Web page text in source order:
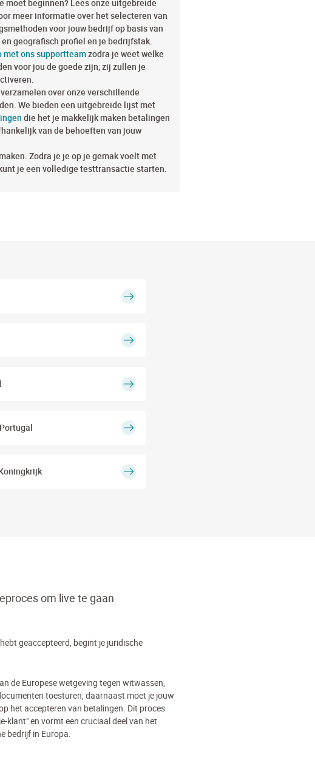
moet beginnen? Lees onze uitgebreide
meer informatie over het selecteren van
voor jouw bedrijf op basis van
geografisch profiel en je bedrijfstak.
met ons supportteamzodra je weet welke
voor jou de goede zijn; zij zullen je
over onze verschillende
We bieden een uitgebreide lijst met
die het je makkelijk maken betalingen
van de behoeften van jouw
Zodra je je op je gemak voelt met
je een volledige testtransactie starten.
om live te gaan
geaccepteerd, begint je juridische
de Europese wetgeving tegen witwassen,
toesturen; daarnaast moet je jouw
het accepteren van betalingen. Dit proces
klant" en vormt een cruciaal deel van het
bedrijf in Europa.